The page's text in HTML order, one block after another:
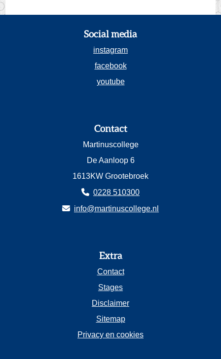
Social media
instagram
facebook
youtube
Contact
Martinuscollege
De Aanloop 6
1613KW Grootebroek
0228 510300
info@martinuscollege.nl
Extra
Contact
Stages
Disclaimer
Sitemap
Privacy en cookies